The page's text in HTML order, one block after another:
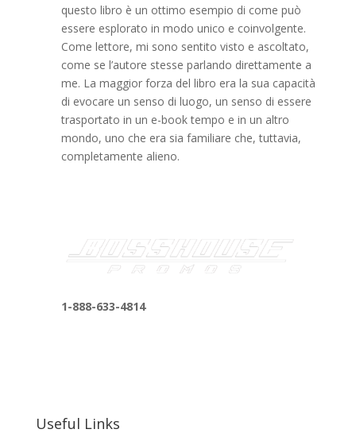
questo libro è un ottimo esempio di come può
essere esplorato in modo unico e coinvolgente.
Come lettore, mi sono sentito visto e ascoltato,
come se l’autore stesse parlando direttamente a
me. La maggior forza del libro era la sua capacità
di evocare un senso di luogo, un senso di essere
trasportato in un e-book tempo e in un altro
mondo, uno che era sia familiare che, tuttavia,
completamente alieno.
1-888-633-4814
Useful Links